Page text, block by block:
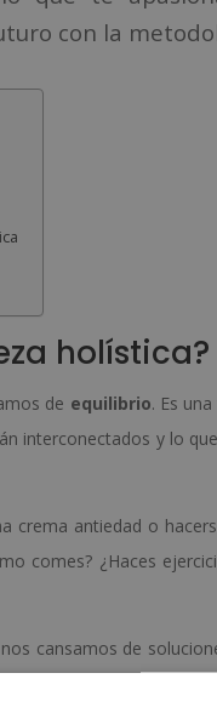
con la
holística?
de equilibrio. Es
interconectados y lo
crema antiedad o
comes? ¿Haces
cansamos de
verdad